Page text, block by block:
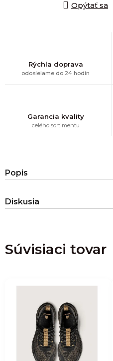
Opýtať sa
Rýchla doprava
odosielame do 24 hodín
Garancia kvality
celého sortimentu
Popis
Diskusia
Súvisiaci tovar